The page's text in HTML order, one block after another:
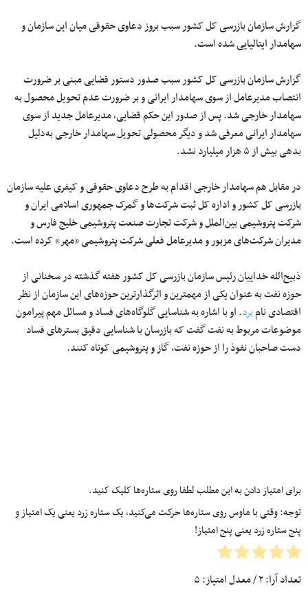
گزارش سازمان بازرسی کل کشور سبب بروز دعاوی حقوقی میان این سازمان و
سهامدار ایتالیایی شده است.
گزارش سازمان بازرسی کل کشور سبب صدور دستور قضایی مبنی بر ضرورت
انتصاب مدیرعامل از سوی سهامدار ایرانی و بر ضرورت عدم تحویل محصول به
سهامدار خارجی شد. پس از صدور این حکم قضایی، مدیرعامل جدید از سوی
سهامدار ایرانی معرفی شد و دیگر محصولی تحویل سهامدار خارجی به‌دلیل
بدهی بیش از ۵ هزار میلیارد نشد.
در مقابل هم سهامدار خارجی اقدام به طرح دعاوی حقوقی و کیفری علیه سازمان
بازرسی کل کشور و اداره کل ثبت شرکت‌ها و گمرک جمهوری اسلامی ایران و
شرکت پتروشیمی بین‌الملل و شرکت تجارت صنعت پتروشیمی خلیج فارس و
مدیران شرکت‌های مزبور و مدیرعامل فعلی شرکت پتروشیمی «مهر» کرده است.
ذبیح‌الله خداییان رئیس سازمان بازرسی کل کشور هفته گذشته در سخنانی از
حوزه نفت به عنوان یکی از مهمترین و اثرگذارترین حوزه‌های این سازمان از نظر
اقتصادی نامبرد. او با اشاره به شناسایی گلوگاه‌های فساد و مسائل مهم پیرامون
موضوعات مربوط به نفت گفت که بازرسان با شناسایی دقیق بسترهای فساد
دست صاحبان نفوذ را از حوزه نفت، گاز و پتروشیمی کوتاه کنند.
برای امتیاز دادن به این مطلب لطفا روی ستاره‌ها کلیک کنید.
توجه: وقتی با ماوس روی ستاره‌ها حرکت می‌کنید، یک ستاره زرد یعنی یک امتیاز و
پنج ستاره زرد یعنی پنج امتیاز!
تعداد آرا:۲/ معدل امتیاز:۵